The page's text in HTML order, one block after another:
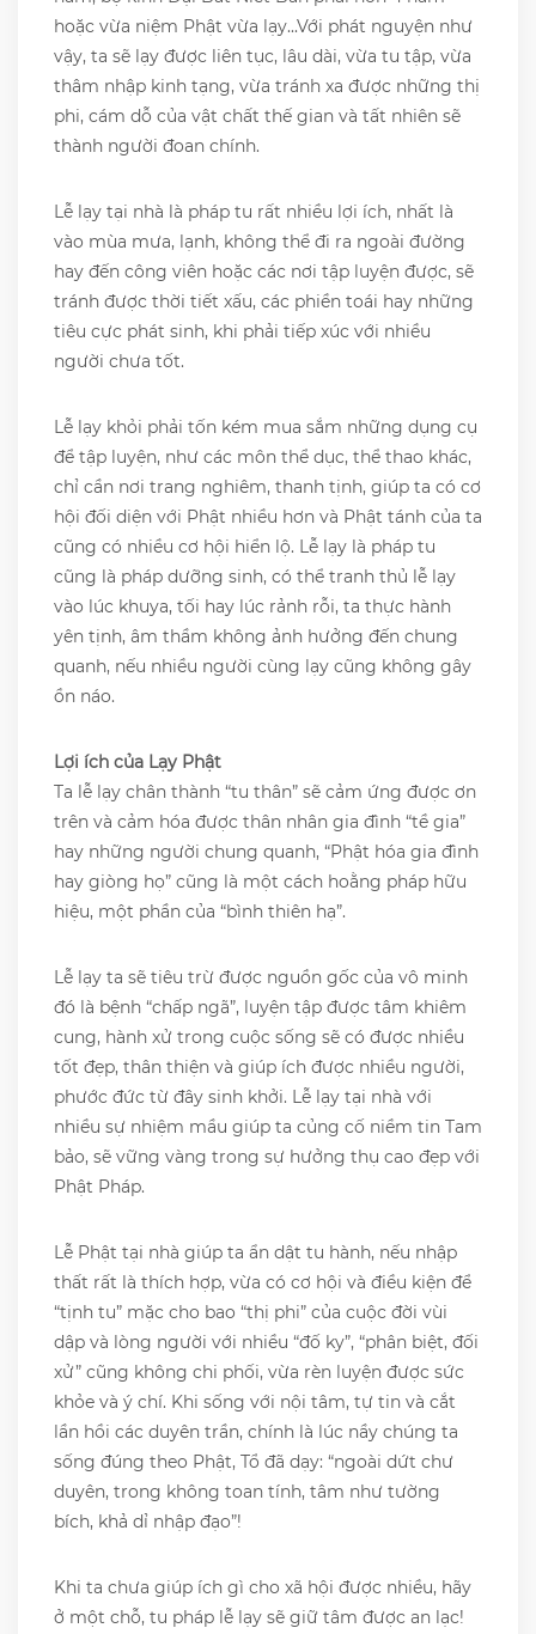
hoặc vừa niệm Phật vừa lạy...Với phát nguyện như
vậy, ta sẽ lạy được liên tục, lâu dài, vừa tu tập, vừa
thâm nhập kinh tạng, vừa tránh xa được những thị
phi, cám dỗ của vật chất thế gian và tất nhiên sẽ
thành người đoan chính.
Lễ lạy tại nhà là pháp tu rất nhiều lợi ích, nhất là
vào mùa mưa, lạnh, không thể đi ra ngoài đường
hay đến công viên hoặc các nơi tập luyện được, sẽ
tránh được thời tiết xấu, các phiền toái hay những
tiêu cực phát sinh, khi phải tiếp xúc với nhiều
người chưa tốt.
Lễ lạy khỏi phải tốn kém mua sắm những dụng cụ
để tập luyện, như các môn thể dục, thể thao khác,
chỉ cần nơi trang nghiêm, thanh tịnh, giúp ta có cơ
hội đối diện với Phật nhiều hơn và Phật tánh của ta
cũng có nhiều cơ hội hiển lộ. Lễ lạy là pháp tu
cũng là pháp dưỡng sinh, có thể tranh thủ lễ lạy
vào lúc khuya, tối hay lúc rảnh rỗi, ta thực hành
yên tịnh, âm thầm không ảnh hưởng đến chung
quanh, nếu nhiều người cùng lạy cũng không gây
ồn náo.
Lợi ích của Lạy Phật
Ta lễ lạy chân thành “tu thân” sẽ cảm ứng được ơn
trên và cảm hóa được thân nhân gia đình “tề gia”
hay những người chung quanh, “Phật hóa gia đình
hay giòng họ” cũng là một cách hoằng pháp hữu
hiệu, một phần của “bình thiên hạ”.
Lễ lạy ta sẽ tiêu trừ được nguồn gốc của vô minh
đó là bệnh “chấp ngã”, luyện tập được tâm khiêm
cung, hành xử trong cuộc sống sẽ có được nhiều
tốt đẹp, thân thiện và giúp ích được nhiều người,
phước đức từ đây sinh khởi. Lễ lạy tại nhà với
nhiều sự nhiệm mầu giúp ta củng cố niềm tin Tam
bảo, sẽ vững vàng trong sự hưởng thụ cao đẹp với
Phật Pháp.
Lễ Phật tại nhà giúp ta ẩn dật tu hành, nếu nhập
thất rất là thích hợp, vừa có cơ hội và điều kiện để
“tịnh tu” mặc cho bao “thị phi” của cuộc đời vùi
dập và lòng người với nhiều “đố ky”, “phân biệt, đối
xử” cũng không chi phối, vừa rèn luyện được sức
khỏe và ý chí. Khi sống với nội tâm, tự tin và cắt
lần hồi các duyên trần, chính là lúc nầy chúng ta
sống đúng theo Phật, Tổ đã dạy: “ngoài dứt chư
duyên, trong không toan tính, tâm như tường
bích, khả dỉ nhập đạo”!
Khi ta chưa giúp ích gì cho xã hội được nhiều, hãy
ở một chỗ, tu pháp lễ lạy sẽ giữ tâm được an lạc!